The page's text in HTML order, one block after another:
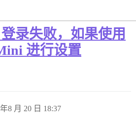
录失败，如果使用
进行设置
8 月 20 日 18:37